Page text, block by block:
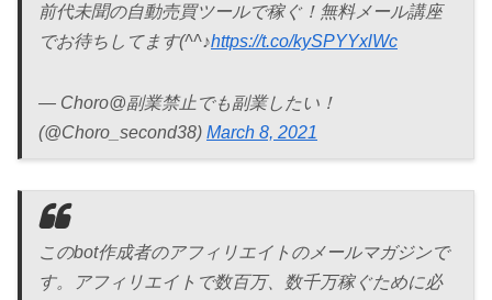
前代未聞の自動売買ツールで稼ぐ！無料メール講座
でお待ちしてます(^^♪https://t.co/kySPYYxlWc
— Choro@副業禁止でも副業したい！
(@Choro_second38) March 8, 2021
このbot作成者のアフィリエイトのメールマガジンで
す。アフィリエイトで数百万、数千万稼ぐために必